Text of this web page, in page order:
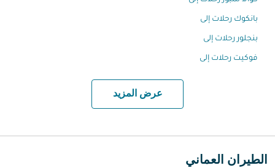
بانكوك رحلات إلى
بنجلور رحلات إلى
فوكيت رحلات إلى
عرض المزيد
الطيران العماني